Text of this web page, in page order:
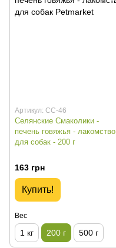
Артикул: СС-46
Селянские Смаколики -
печень говяжья - лакомство
для собак - 200 г
163 грн
Купить!
Вес
1 кг 200 г 500 г